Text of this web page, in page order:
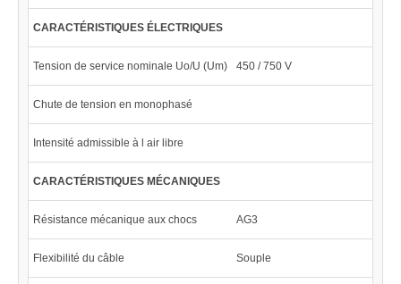
CARACTÉRISTIQUES ÉLECTRIQUES
Tension de service nominale Uo/U (Um) 450 / 750 V
Chute de tension en monophasé
Intensité admissible à l air libre
CARACTÉRISTIQUES MÉCANIQUES
Résistance mécanique aux chocs AG3
Flexibilité du câble Souple